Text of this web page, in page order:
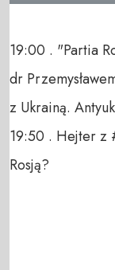
19:00 . "Partia
dr
z Ukrainą.
19:50 . Hejter z
Rosją?